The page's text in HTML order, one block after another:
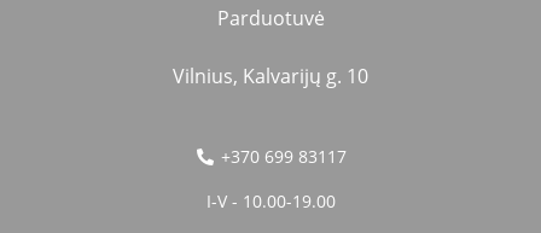
Parduotuvė
Vilnius, Kalvarijų g. 10
+370 699 83117
I-V - 10.00-19.00